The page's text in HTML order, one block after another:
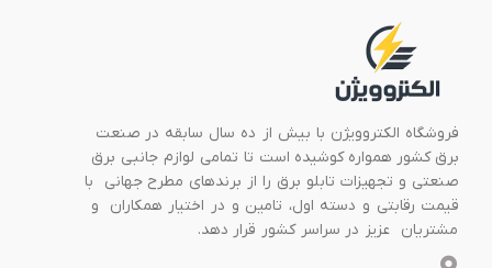
فروشگاه الکتروویژن با بیش از ده سال سابقه در صنعت
برق کشور همواره کوشیده است تا تمامی لوازم جانبی برق
صنعتی و تجهیزات تابلو برق را از برندهای مطرح جهانی با
قیمت رقابتی و دسته اول، تامین و در اختیار همکاران و
مشتریان عزیز در سراسر کشور قرار دهد.